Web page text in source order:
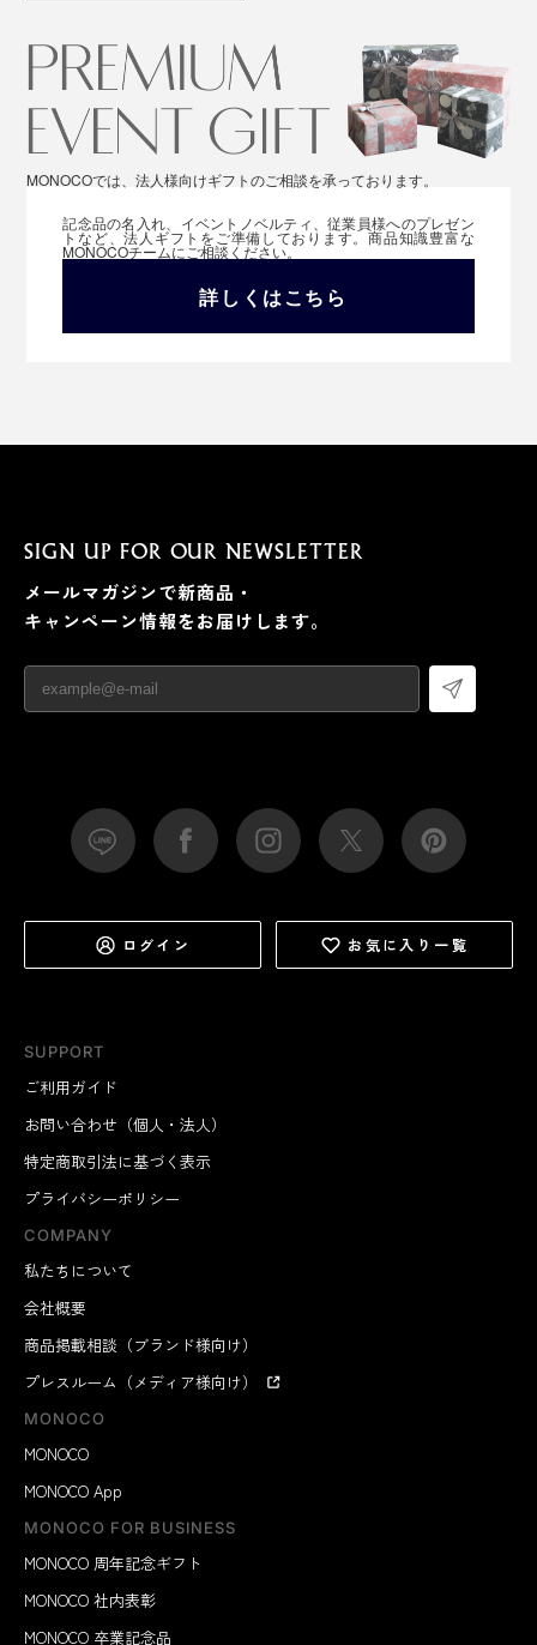
MONOCOでは、法人様向けギフトのご相談を承っております。
記念品の名入れ、イベントノベルティ、従業員様へのプレゼン
トなど、法人ギフトをご準備しております。商品知識豊富な
MONOCOチームにご相談ください。
詳しくはこちら
SUPPORT
ご利用ガイド
お問い合わせ（個人・法人）
特定商取引法に基づく表示
プライバシーポリシー
COMPANY
私たちについて
会社概要
商品掲載相談（ブランド様向け）
プレスルーム（メディア様向け）
MONOCO
MONOCO
MONOCO App
MONOCO FOR BUSINESS
MONOCO 周年記念ギフト
MONOCO 社内表彰
MONOCO 卒業記念品
SIGN UP FOR OUR NEWSLETTER
メールマガジンで新商品・
キャンペーン情報をお届けします。
ログイン お気に入り一覧